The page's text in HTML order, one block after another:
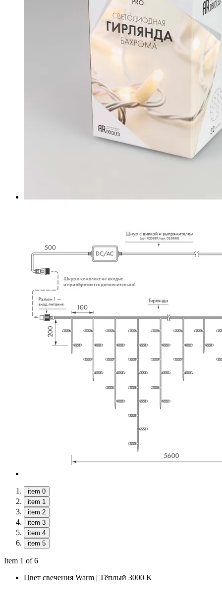
item 0
item 1
item 2
item 3
item 4
item 5
Item 1 of 6
Цвет свечения Warm | Тёплый 3000 K